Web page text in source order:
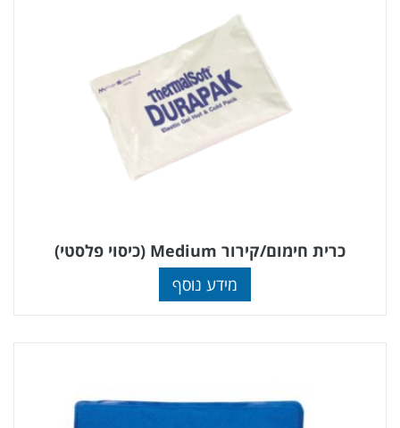
כרית חימום/קירור Medium (כיסוי פלסטי)
מידע נוסף